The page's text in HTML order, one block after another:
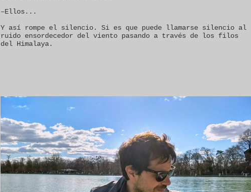
–Ellos...
Y así rompe el silencio. Si es que puede llamarse silencio al
ruido ensordecedor del viento pasando a través de los filos
del Himalaya.